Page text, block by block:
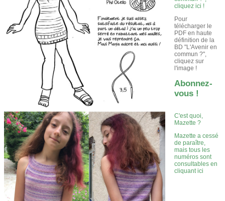
cliquez ici !
Pour
télécharger le
PDF en haute
définition de la
BD "L'Avenir en
commun ?",
cliquez sur
l'image !
Abonnez-
vous !
C'est quoi,
Mazette ?
Mazette a cessé
de paraître,
mais tous les
numéros sont
consultables en
cliquant ici